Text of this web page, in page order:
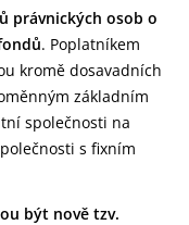
právnických osob o
. Poplatníkem
kromě dosavadních
základním
společnosti na
s fixním
být nově tzv.